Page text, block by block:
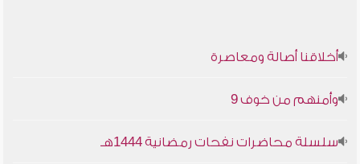
أخلاقنا أصالة ومعاصرة
وأمنهم من خوف 9
سلسلة محاضرات نفحات رمضانية 1444هـ